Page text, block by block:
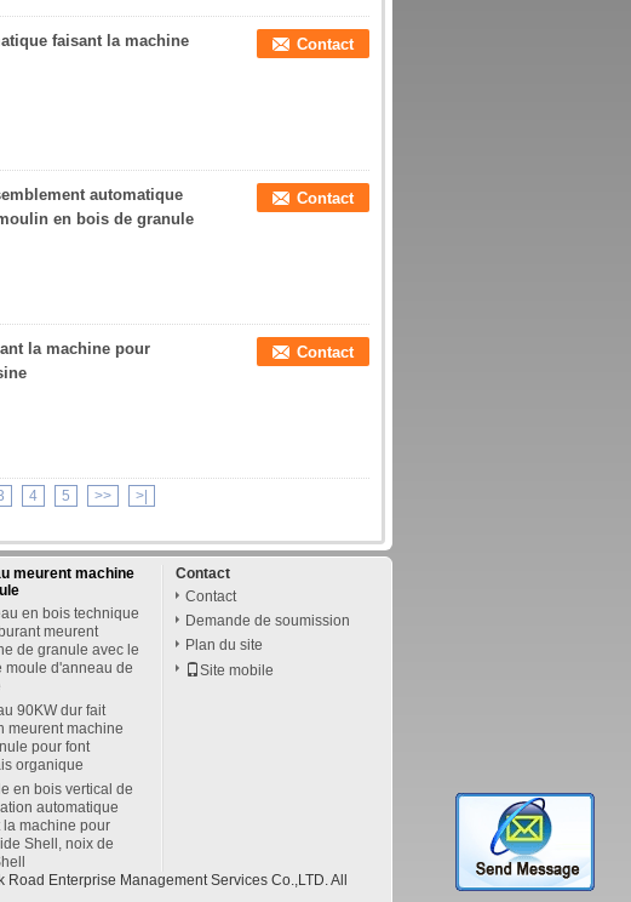
faisant la machine
Contact
automatique
en bois de granule
Contact
la machine pour
Contact
4 5 >> >|
meurent machine
en bois technique
meurent
de granule avec le
moule d'anneau de
90KW dur fait
meurent machine
pour font
organique
en bois vertical de
automatique
la machine pour
Shell, noix de
Contact
Contact
Demande de soumission
Plan du site
Site mobile
Enterprise Management Services Co.,LTD. All